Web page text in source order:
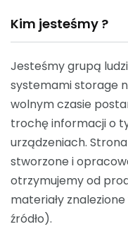
Kim jesteśmy ?
Jesteśmy grupą
systemami storage
wolnym czasie
trochę informacji o
urządzeniach.
stworzone i
otrzymujemy od
materiały
źródło).